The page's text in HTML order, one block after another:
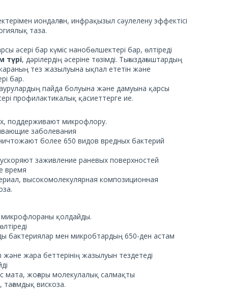
иондалған, инфрақызыл сәулелену эффектісі
таза.
әсері бар күміс нанобөлшектері бар, өлтіреді
түрі, дәрілердің әсеріне төзімді. Тығыздағыштардың
тез жазылуына ықпал ететін және
бар.
пайда болуына және дамуына қарсы
профилактикалық қасиеттерге ие.
поддерживают микрофлору.
заболевания
более 650 видов вредных бактерий
заживление раневых поверхностей
время
высокомолекулярная композиционная
микрофлораны қолдайды.
бактериялар мен микробтардың 650-ден астам
жара беттерінің жазылуын тездетеді
мата, жоғары молекулалық салмақты
вискоза.